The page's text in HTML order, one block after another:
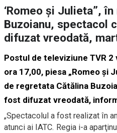
‘Romeo şi Julieta”,
Buzoianu, spectacol
difuzat vreodată,
Postul de televiziune TVR
ora 17,00, piesa „Romeo şi
de regretata Cătălina
fost difuzat vreodată,
„Spectacolul a fost realizat în
atunci ai IATC. Regia i-a